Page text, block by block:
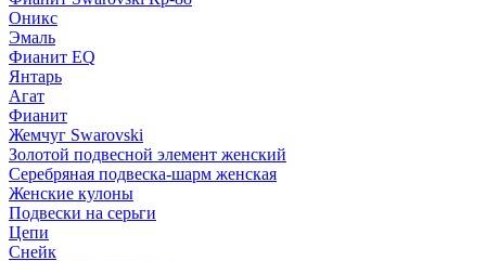
Оникс
Эмаль
Фианит EQ
Янтарь
Агат
Фианит
Жемчуг Swarovski
Золотой подвесной элемент женcкий
Серебряная подвеска-шарм женская
Женские кулоны
Подвески на серьги
Цепи
Снейк